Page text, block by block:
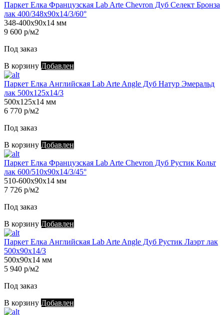
Паркет Елка Французская Lab Arte Chevron Дуб Селект Бронза
лак 400/348х90х14/3/60°
348-400х90х14 мм
9 600 р/м2
Под заказ
В корзину Добавлен
Паркет Елка Английская Lab Arte Angle Дуб Натур Эмеральд
лак 500х125х14/3
500х125х14 мм
6 770 р/м2
Под заказ
В корзину Добавлен
Паркет Елка Французская Lab Arte Chevron Дуб Рустик Кольт
лак 600/510х90х14/3/45°
510-600х90х14 мм
7 726 р/м2
Под заказ
В корзину Добавлен
Паркет Елка Английская Lab Arte Angle Дуб Рустик Лаэрт лак
500х90х14/3
500х90х14 мм
5 940 р/м2
Под заказ
В корзину Добавлен